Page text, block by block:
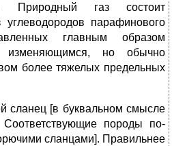
Природный газ состоит
парафинового
главным образом
но обычно
более тяжелых предельных
сланец [в буквальном смысле
породы по-
сланцами]. Правильнее